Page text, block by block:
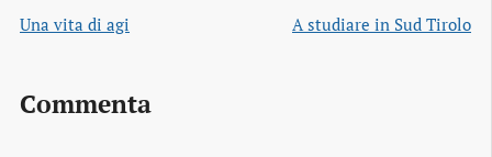
Una vita di agi
A studiare in Sud Tirolo
Commenta